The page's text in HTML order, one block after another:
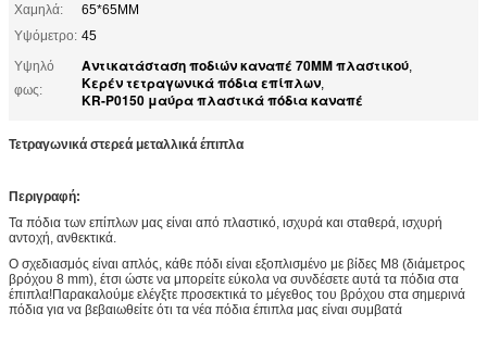
Χαμηλά:
65*65MM
Υψόμετρο: 45
Υψηλό
φως:
Αντικατάσταση ποδιών καναπέ 70MM πλαστικού,
Κερέν τετραγωνικά πόδια επίπλων,
KR-P0150 μαύρα πλαστικά πόδια καναπέ
Τετραγωνικά στερεά μεταλλικά έπιπλα
Περιγραφή:
Τα πόδια των επίπλων μας είναι από πλαστικό, ισχυρά και σταθερά, ισχυρή
αντοχή, ανθεκτικά.
Ο σχεδιασμός είναι απλός, κάθε πόδι είναι εξοπλισμένο με βίδες M8 (διάμετρος
βρόχου 8 mm), έτσι ώστε να μπορείτε εύκολα να συνδέσετε αυτά τα πόδια στα
έπιπλα!Παρακαλούμε ελέγξτε προσεκτικά το μέγεθος του βρόχου στα σημερινά
πόδια για να βεβαιωθείτε ότι τα νέα πόδια έπιπλα μας είναι συμβατά